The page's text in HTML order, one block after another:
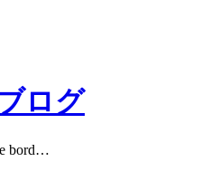
ログ
bord…